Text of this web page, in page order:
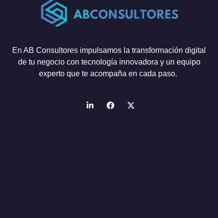
En AB Consultores impulsamos la transformación digital
de tu negocio con tecnología innovadora y un equipo
experto que te acompaña en cada paso.